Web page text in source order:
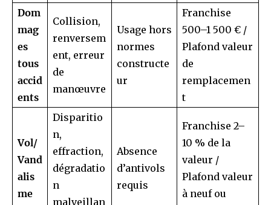
Dom
mag
es
tous
accid
ents
Collision,
renversem
ent, erreur
de
manœuvre
Usage hors
normes
constructe
ur
Franchise
500–1 500 € /
Plafond valeur
de
remplacemen
t
Vol/
Vand
alis
me
Disparitio
n,
effraction,
dégradatio
n
malveillan
Absence
d’antivols
requis
Franchise 2–
10 % de la
valeur /
Plafond valeur
à neuf ou